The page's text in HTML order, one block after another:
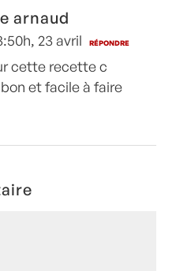
arnaud
23 avril RÉPONDRE
cette recette c
et facile à faire